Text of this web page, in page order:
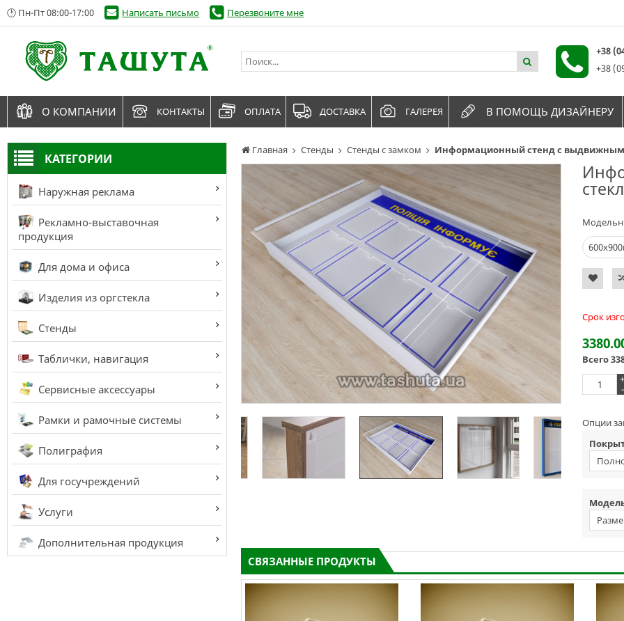
КАТЕГОРИИ
Наружная реклама
Рекламно-выставочная
продукция
Для дома и офиса
Изделия из оргстекла
Стенды
Таблички, навигация
Сервисные аксессуары
Рамки и рамочные системы
Полиграфия
Для госучреждений
Услуги
Дополнительная продукция
Главная Стенды Стенды с замком Информационный стенд с выдвижным
Срок
Всего
+
-
Опции
СВЯЗАННЫЕ ПРОДУКТЫ
🕑 Пн-Пт 08:00-17:00 Написать письмо Перезвоните мне
+38
+38
О КОМПАНИИ КОНТАКТЫ ОПЛАТА ДОСТАВКА ГАЛЕРЕЯ В ПОМОЩЬ ДИЗАЙНЕРУ